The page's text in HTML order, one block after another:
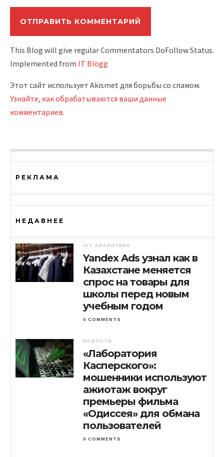
This Blog will give regular Commentators DoFollow Status.
Implemented from IT Blögg
Этот сайт использует Akismet для борьбы со спамом.
Узнайте, как обрабатываются ваши данные
комментариев.
РЕКЛАМА
НЕДАВНЕЕ
ICT АНАЛИТИКА
Yandex Ads узнал как в
Казахстане меняется
спрос на товары для
школы перед новым
учебным годом
0 COMMENTS
НОВОСТИ
«Лаборатория
Касперского»:
мошенники используют
ажиотаж вокруг
премьеры фильма
«Одиссея» для обмана
пользователей
0 COMMENTS